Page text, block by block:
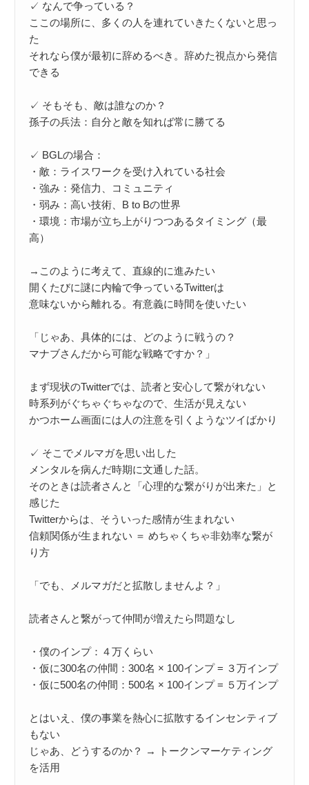
✓ なんで争っている？
ここの場所に、多くの人を連れていきたくないと思っ
た
それなら僕が最初に辞めるべき。辞めた視点から発信
できる
✓ そもそも、敵は誰なのか？
孫子の兵法：自分と敵を知れば常に勝てる
✓ BGLの場合：
・敵：ライスワークを受け入れている社会
・強み：発信力、コミュニティ
・弱み：高い技術、B to Bの世界
・環境：市場が立ち上がりつつあるタイミング（最
高）
→このように考えて、直線的に進みたい
開くたびに謎に内輪で争っているTwitterは
意味ないから離れる。有意義に時間を使いたい
「じゃあ、具体的には、どのように戦うの？
マナブさんだから可能な戦略ですか？」
まず現状のTwitterでは、読者と安心して繋がれない
時系列がぐちゃぐちゃなので、生活が見えない
かつホーム画面には人の注意を引くようなツイばかり
✓ そこでメルマガを思い出した
メンタルを病んだ時期に文通した話。
そのときは読者さんと「心理的な繋がりが出来た」と
感じた
Twitterからは、そういった感情が生まれない
信頼関係が生まれない ＝ めちゃくちゃ非効率な繋が
り方
「でも、メルマガだと拡散しませんよ？」
読者さんと繋がって仲間が増えたら問題なし
・僕のインプ：４万くらい
・仮に300名の仲間：300名 × 100インプ = ３万インプ
・仮に500名の仲間：500名 × 100インプ = ５万インプ
とはいえ、僕の事業を熱心に拡散するインセンティブ
もない
じゃあ、どうするのか？ → トークンマーケティング
を活用